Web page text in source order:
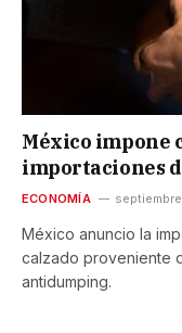
México impone
importaciones
ECONOMÍA
México anuncio la
calzado proveniente
antidumping.